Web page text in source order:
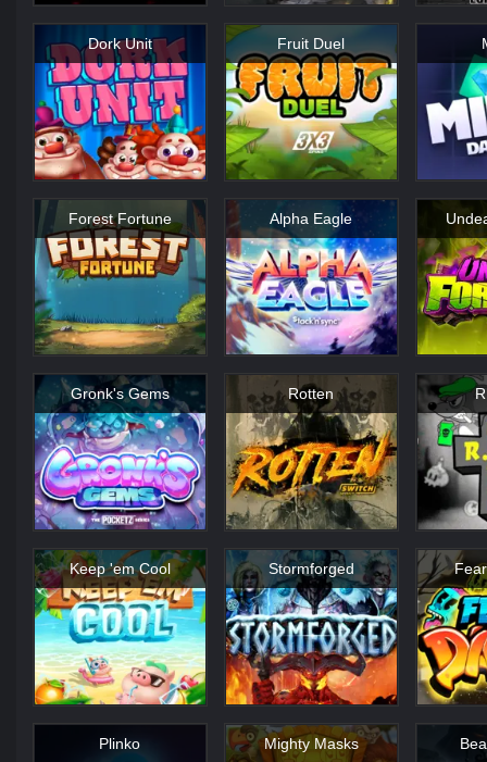
Dork Unit Fruit Duel
Forest Fortune Alpha Eagle
Gronk's Gems Rotten
Keep 'em Cool Stormforged
Plinko Mighty Masks